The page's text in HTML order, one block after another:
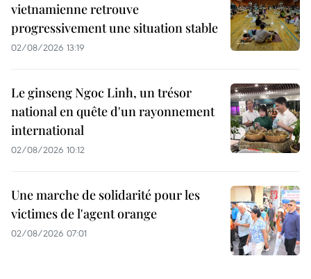
vietnamienne retrouve
progressivement une situation stable
02/08/2026 13:19
Le ginseng Ngoc Linh, un trésor
national en quête d'un rayonnement
international
02/08/2026 10:12
Une marche de solidarité pour les
victimes de l'agent orange
02/08/2026 07:01